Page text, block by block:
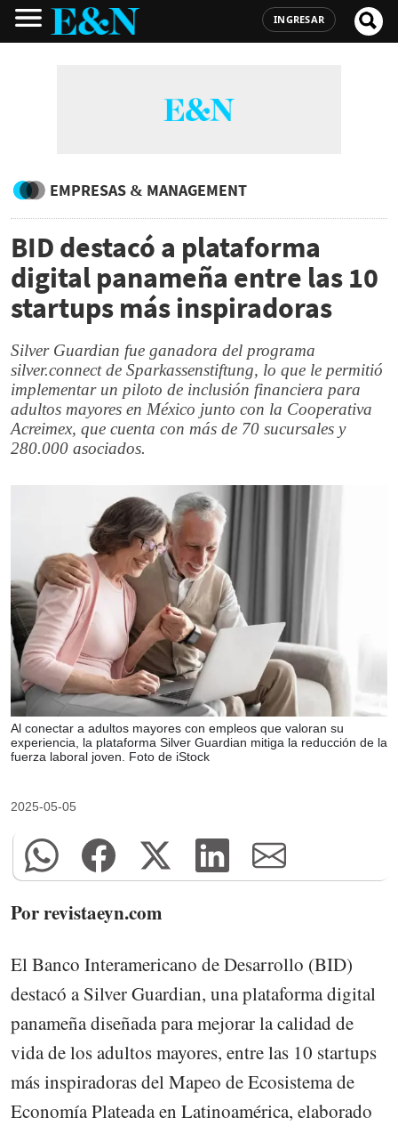
INGRESAR
EMPRESAS & MANAGEMENT
BID destacó a plataforma
digital panameña entre las 10
startups más inspiradoras
Silver Guardian fue ganadora del programa
silver.connect de Sparkassenstiftung, lo que le permitió
implementar un piloto de inclusión financiera para
adultos mayores en México junto con la Cooperativa
Acreimex, que cuenta con más de 70 sucursales y
280.000 asociados.
Al conectar a adultos mayores con empleos que valoran su
experiencia, la plataforma Silver Guardian mitiga la reducción de la
fuerza laboral joven. Foto de iStock
2025-05-05
Por revistaeyn.com
El Banco Interamericano de Desarrollo (BID)
destacó a Silver Guardian, una plataforma digital
panameña diseñada para mejorar la calidad de
vida de los adultos mayores, entre las 10 startups
más inspiradoras del Mapeo de Ecosistema de
Economía Plateada en Latinoamérica, elaborado